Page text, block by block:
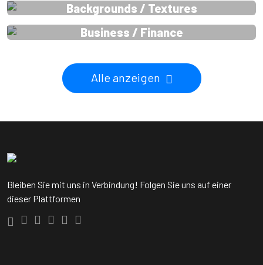
Backgrounds / Textures
Business / Finance
Alle anzeigen
Bleiben Sie mit uns in Verbindung! Folgen Sie uns auf einer
dieser Plattformen